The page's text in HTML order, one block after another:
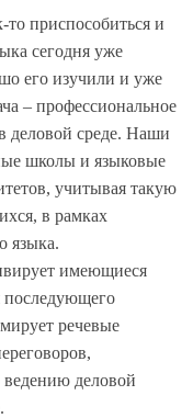
приспособиться и
сегодня уже
его изучили и уже
– профессиональное
деловой среде. Наши
школы и языковые
учитывая такую
в рамках
языка.
имеющиеся
последующего
речевые
деловой